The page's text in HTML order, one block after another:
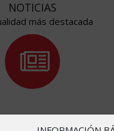
NOTICIAS
más destacada